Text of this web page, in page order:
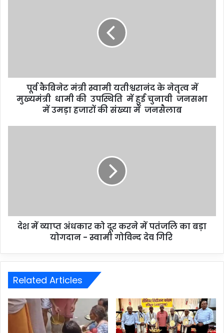
पूर्व कैबिनेट मंत्री स्वामी यतीश्वरानंद के नेतृत्व में
मुख्यमंत्री धामी की उपस्थिति में हुई चुनावी जनसभा
में उमड़ा हजारों की संख्या में जनसैलाब
देश में व्याप्त अंधकार को दूर करने में पतंजलि का बड़ा
योगदान - स्वामी गोविन्द देव गिरि
Related Articles